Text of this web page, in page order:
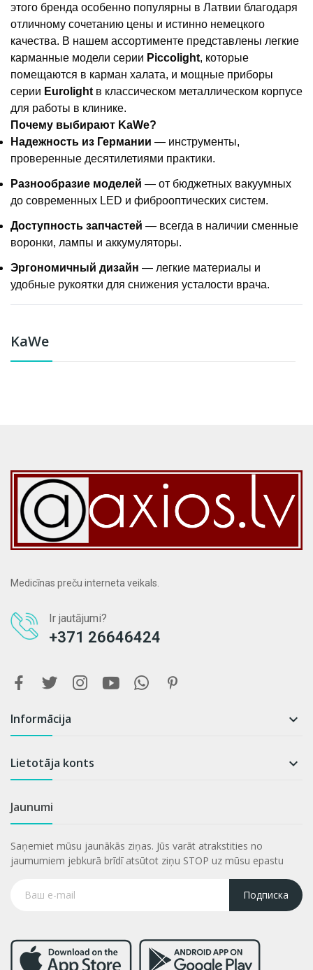
KaWe
этого бренда особенно популярны в Латвии благодаря
отличному сочетанию цены и истинно немецкого
качества. В нашем ассортименте представлены легкие
карманные модели серии Piccolight, которые
помещаются в карман халата, и мощные приборы
серии Eurolight в классическом металлическом корпусе
для работы в клинике.
Почему выбирают KaWe?
Надежность из Германии — инструменты,
проверенные десятилетиями практики.
Разнообразие моделей — от бюджетных вакуумных
до современных LED и фиброоптических систем.
Доступность запчастей — всегда в наличии сменные
воронки, лампы и аккумуляторы.
Эргономичный дизайн — легкие материалы и
удобные рукоятки для снижения усталости врача.
Medicīnas preču interneta veikals.
Ir jautājumi?
+371 26646424
Informācija 
Lietotāja konts 
Jaunumi
Saņemiet mūsu jaunākās ziņas. Jūs varāt atrakstities no
jaumumiem jebkurā brīdī atsūtot ziņu STOP uz mūsu epastu
Подписка